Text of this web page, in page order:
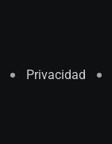
Privacidad